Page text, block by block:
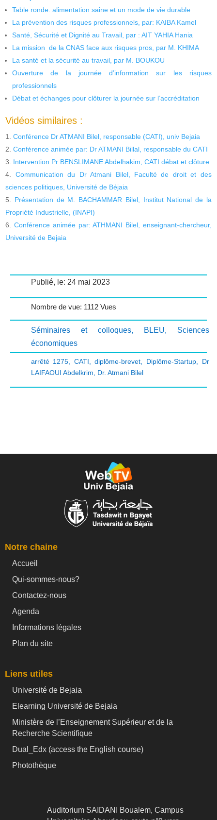
Table ronde: alimentation saine et un mode de vie durable
La prévention des risques professionnels, par: KAIBA Kamel
Santé, Sécurité et Dignité au Travail, par : AIT YAHIA Hania
La mission de la CNAS face aux risques pros, par M. KHIMA
La santé et la sécurité au travail, par M. BOUKOU
Ouverture de la journée d’information sur les risques
professionnels
Débat et échanges pour clôturer la journée sur l’accréditation
Vidéos similaires :
Conférence Dr ATMANI Bilel, responsable (CATI), univ Bejaia
Conférence animée par: Dr ATMANI Billal, responsable du CATI
Intervention Pr BENSLIMANE Abdelhakim, CATI débat et clôture
Communication du Dr Atmani Bilel, Faculté de droit et des
sciences politiques, Université de Béjaia
Présentation de M. BACHAMMAR Bilel, Institut National de la
Propriété Industrielle, (INAPI)
Conférence animée par: ATHMANI Bilel, enseignant-chercheur,
Université de Bejaia
Publié, le: 24 mai 2023
Nombre de vue: 1112 Vues
Séminaires et colloques, BLEU, Sciences
économiques
arrêté 1275 CATI ,diplôme-brevet Diplôme-Startup, Dr
LAIFAOUI Abdelkrim
Dr. Atmani Bilel
Notre chaine
Accueil
Qui-sommes-nous?
Contactez-nous
Agenda
Informations légales
Plan du site
Liens utiles
Université de Bejaia
Elearning Université de Bejaia
Ministère de l’Enseignement Supérieur et de la
Recherche Scientifique
Dual_Edx (access the English course)
Photothèque
Auditorium SAIDANI Boualem, Campus